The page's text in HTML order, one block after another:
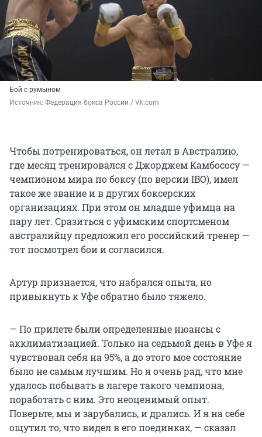
Бой с румыном
Источник: Федерация бокса России / Vk.com
Чтобы потренироваться, он летал в Австралию,
где месяц тренировался с Джорджем Камбососу —
чемпионом мира по боксу (по версии IBO), имел
такое же звание и в других боксерских
организациях. При этом он младше уфимца на
пару лет. Сразиться с уфимским спортсменом
австралийцу предложил его российский тренер —
тот посмотрел бои и согласился.
Артур признается, что набрался опыта, но
привыкнуть к Уфе обратно было тяжело.
— По прилете были определенные нюансы с
акклиматизацией. Только на седьмой день в Уфе я
чувствовал себя на 95%, а до этого мое состояние
было не самым лучшим. Но я очень рад, что мне
удалось побывать в лагере такого чемпиона,
поработать с ним. Это неоценимый опыт.
Поверьте, мы и зарубались, и дрались. И я на себе
ощутил то, что видел в его поединках, — сказал